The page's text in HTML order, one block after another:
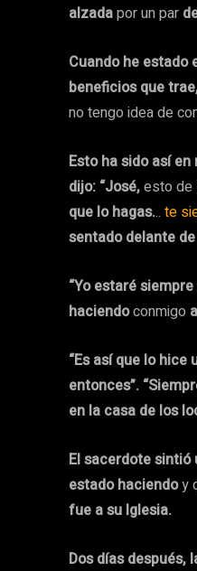
alzadapor un par
Cuando he estado
beneficios que
no tengo idea de
Esto ha sido así
dijo: “José,esto de
que lo hagas... te
sentado delante
“Yo estaré
haciendoconmigo
“Es así que lo
entonces”.
en la casa de los
El sacerdote sintió
estado haciendoy
fue a su Iglesia.
Dos días después,